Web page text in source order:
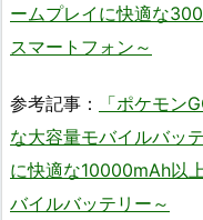
ームプレイに快適な
スマートフォン～
参考記事：
「ポケモン
な大容量モバイルバッ
に快適な10000mAh以
バイルバッテリー～